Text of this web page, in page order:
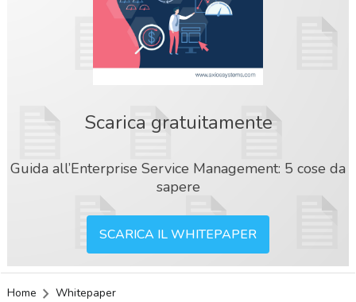
Scarica gratuitamente
Guida all’Enterprise Service Management: 5 cose da
sapere
SCARICA IL WHITEPAPER
Home Whitepaper